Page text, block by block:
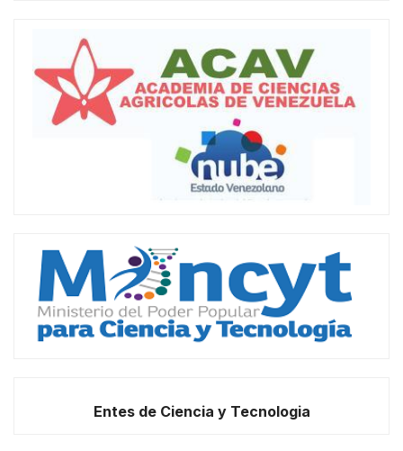
Entes de Ciencia y Tecnologia